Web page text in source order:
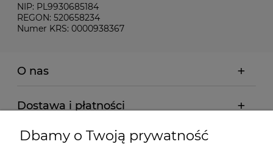
NIP: PL9930685184
REGON: 520658234
Numer KRS: 0000938367
O nas
Dostawa i płatności
Pomoc
Dbamy o Twoją prywatność